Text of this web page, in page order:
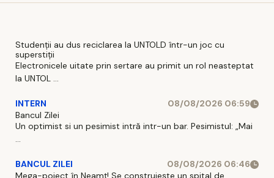
Studenții au dus reciclarea la UNTOLD într-un joc cu
superstiții
Electronicele uitate prin sertare au primit un rol neasteptat
la UNTOL ...
INTERN
08/08/2026 06:59
Bancul Zilei
Un optimist si un pesimist intră intr-un bar. Pesimistul: „Mai
...
BANCUL ZILEI
08/08/2026 06:46
Mega-poiect în Neamț! Se construiește un spital de